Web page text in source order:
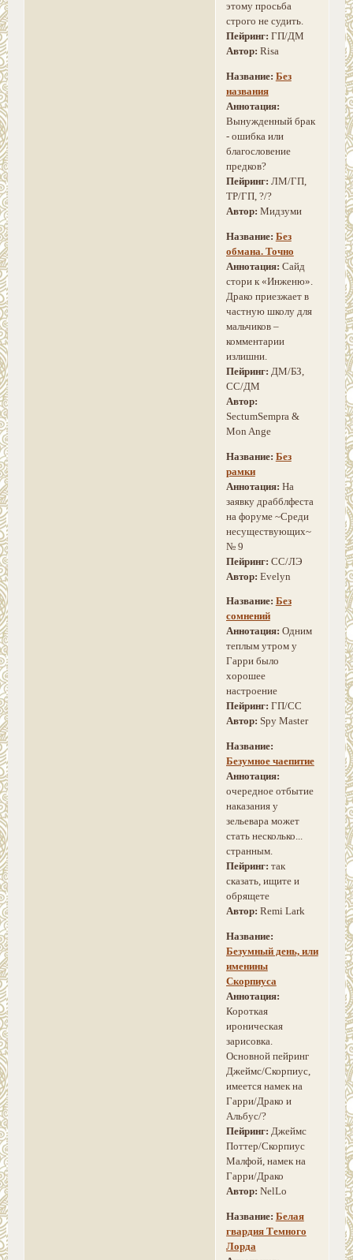
этому просьба
строго не судить.
Пейринг: ГП/ДМ
Автор: Risa
Название: Без
названия
Аннотация:
Вынужденный брак
- ошибка или
благословение
предков?
Пейринг: ЛМ/ГП,
ТР/ГП, ?/?
Автор: Мидзуми
Название: Без
обмана. Точно
Аннотация: Сайд
стори к «Инженю».
Драко приезжает в
частную школу для
мальчиков –
комментарии
излишни.
Пейринг: ДМ/БЗ,
СС/ДМ
Автор:
SectumSempra &
Mon Ange
Название: Без
рамки
Аннотация: На
заявку драбблфеста
на форуме ~Среди
несуществующих~
№ 9
Пейринг: СС/ЛЭ
Автор: Evelyn
Название: Без
сомнений
Аннотация: Одним
теплым утром у
Гарри было
хорошее
настроение
Пейринг: ГП/СС
Автор: Spy Master
Название:
Безумное чаепитие
Аннотация:
очередное отбытие
наказания у
зельевара может
стать несколько...
странным.
Пейринг: так
сказать, ищите и
обрящете
Автор: Remi Lark
Название:
Безумный день, или
именины
Скорпиуса
Аннотация:
Короткая
ироническая
зарисовка.
Основной пейринг
Джеймс/Скорпиус,
имеется намек на
Гарри/Драко и
Альбус/?
Пейринг: Джеймс
Поттер/Скорпиус
Малфой, намек на
Гарри/Драко
Автор: NelLo
Название: Белая
гвардия Темного
Лорда